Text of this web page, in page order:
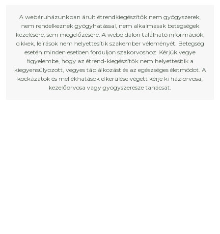
A webáruházunkban árult étrendkiegészítők nem gyógyszerek,
nem rendelkeznek gyógyhatással, nem alkalmasak betegségek
kezelésére, sem megelőzésére. A weboldalon található információk,
cikkek, leírások nem helyettesítik szakember véleményét. Betegség
esetén minden esetben forduljon szakorvoshoz. Kérjük vegye
figyelembe, hogy az étrend-kiegészítők nem helyettesítik a
kiegyensúlyozott, vegyes táplálkozást és az egészséges életmódot. A
kockázatok és mellékhatások elkerülése végett kérje ki háziorvosa,
kezelőorvosa vagy gyógyszerésze tanácsát.